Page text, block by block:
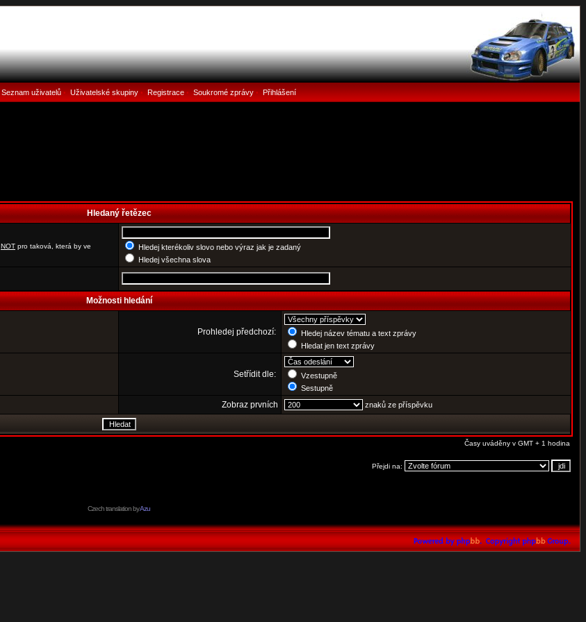
Seznam uživatelů• Uživatelské skupiny• Registrace• Soukromé zprávy• Přihlášení
Hledaný řetězec
NOT pro taková, která by ve
Hledej kterékoliv slovo nebo výraz jak je zadaný
Hledej všechna slova
Možnosti hledání
Prohledej předchozí:
Hledej název tématu a text zprávy
Hledat jen text zprávy
Setřídit dle:
Vzestupně
Sestupně
Zobraz prvních znaků ze příspěvku
Časy uváděny v GMT + 1 hodina
Přejdi na:
Czech translation byAzu